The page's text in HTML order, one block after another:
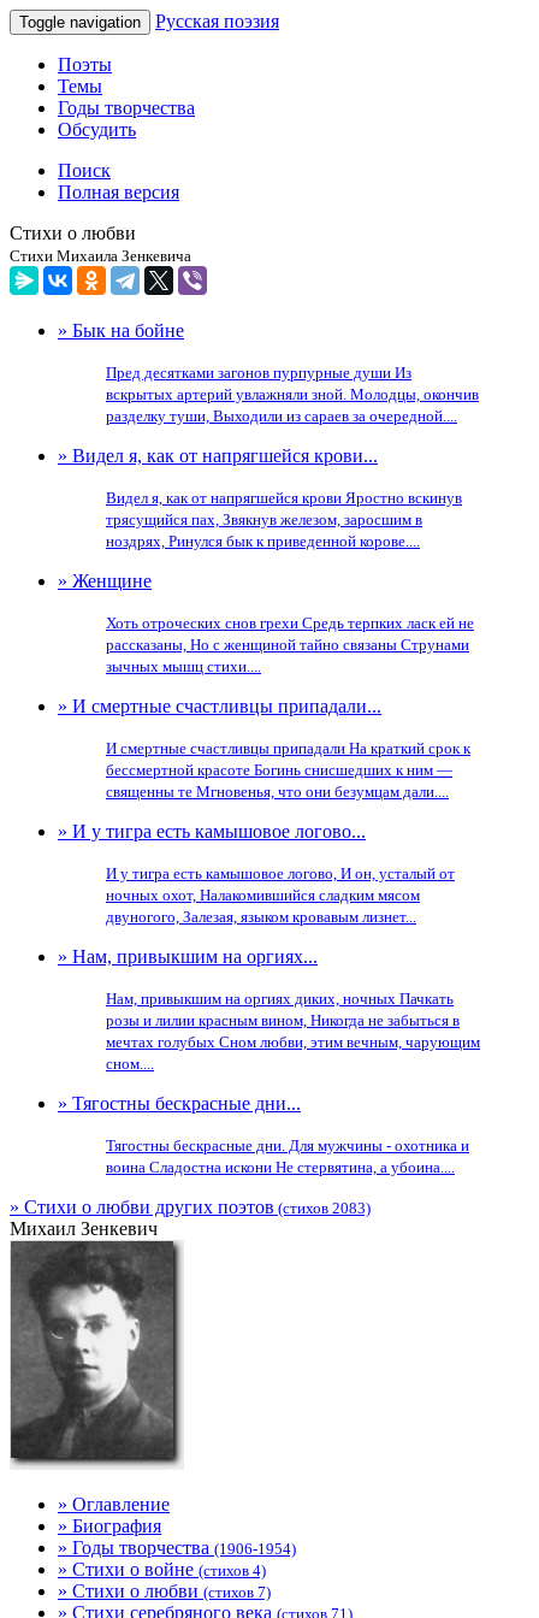
Toggle navigation Русская поэзия
Поэты
Темы
Годы творчества
Обсудить
Поиск
Полная версия
Стихи о любви
Стихи Михаила Зенкевича
» Бык на бойне
Пред десятками загонов пурпурные души Из
вскрытых артерий увлажняли зной. Молодцы, окончив
разделку туши, Выходили из сараев за очередной....
» Видел я, как от напрягшейся крови...
Видел я, как от напрягшейся крови Яростно вскинув
трясущийся пах, Звякнув железом, заросшим в
ноздрях, Ринулся бык к приведенной корове....
» Женщине
Хоть отроческих снов грехи Средь терпких ласк ей не
рассказаны, Но с женщиной тайно связаны Струнами
зычных мышц стихи....
» И смертные счастливцы припадали...
И смертные счастливцы припадали На краткий срок к
бессмертной красоте Богинь снисшедших к ним —
священны те Мгновенья, что они безумцам дали....
» И у тигра есть камышовое логово...
И у тигра есть камышовое логово, И он, усталый от
ночных охот, Налакомившийся сладким мясом
двуногого, Залезая, языком кровавым лизнет...
» Нам, привыкшим на оргиях...
Нам, привыкшим на оргиях диких, ночных Пачкать
розы и лилии красным вином, Никогда не забыться в
мечтах голубых Сном любви, этим вечным, чарующим
сном....
» Тягостны бескрасные дни...
Тягостны бескрасные дни. Для мужчины - охотника и
воина Сладостна искони Не стервятина, а убоина....
» Стихи о любви других поэтов (стихов 2083)
Михаил Зенкевич
» Оглавление
» Биография
» Годы творчества (1906-1954)
» Стихи о войне (стихов 4)
» Стихи о любви (стихов 7)
» Стихи серебряного века (стихов 71)